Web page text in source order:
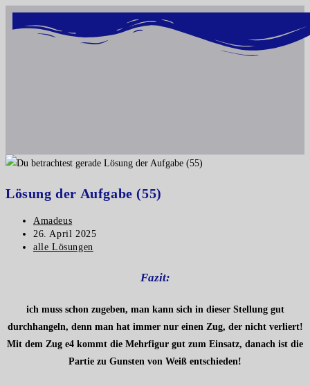
Inhalt
springen
Lösung der Aufgabe (55)
Amadeus
26. April 2025
alle Lösungen
Fazit:
ich muss schon zugeben, man kann sich in dieser Stellung gut
durchhangeln, denn man hat immer nur einen Zug, der nicht verliert!
Mit dem Zug e4 kommt die Mehrfigur gut zum Einsatz, danach ist die
Partie zu Gunsten von Weiß entschieden!